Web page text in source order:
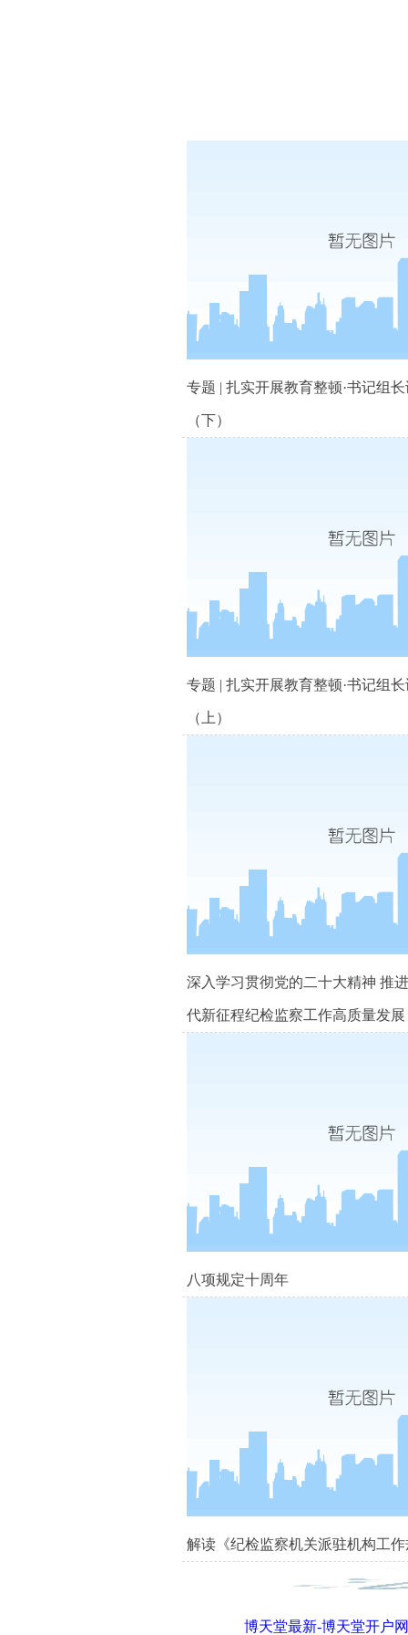
专题 | 扎实开展教育整顿·书记组
（下）
专题 | 扎实开展教育整顿·书记组
（上）
深入学习贯彻党的二十大精神 推
代新征程纪检监察工作高质量发展
八项规定十周年
解读《纪检监察机关派驻机构工
博天堂最新-博天堂开户